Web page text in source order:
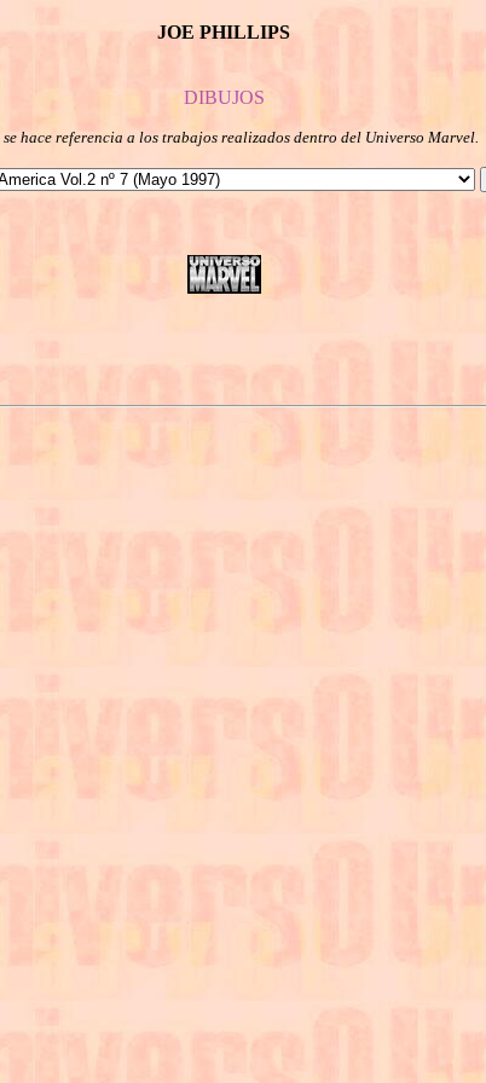
JOE PHILLIPS
DIBUJOS
se hace referencia a los trabajos realizados dentro del Universo Marvel.